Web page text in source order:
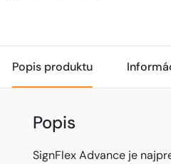
Popis produktu
Popis
SignFlex Advance je